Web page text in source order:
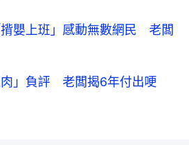
嬰上班」感動無數網民 老闆
」負評 老闆揭6年付出哽